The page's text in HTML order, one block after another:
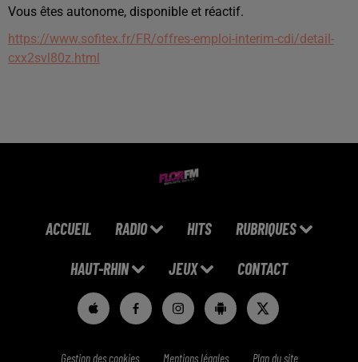
Vous êtes autonome, disponible et réactif.
https://www.sofitex.fr/FR/offres-emploi-interim-cdi/detail-
cxx2svl80z.html
ACCUEIL RADIO HITS RUBRIQUES
HAUT-RHIN JEUX CONTACT
Gestion des cookies Mentions légales Plan du site